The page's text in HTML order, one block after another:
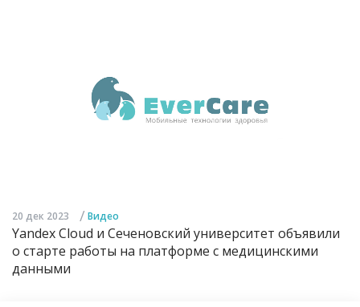
20 дек 2023 / Видео
Yandex Cloud и Сеченовский университет объявили
о старте работы на платформе с медицинскими
данными